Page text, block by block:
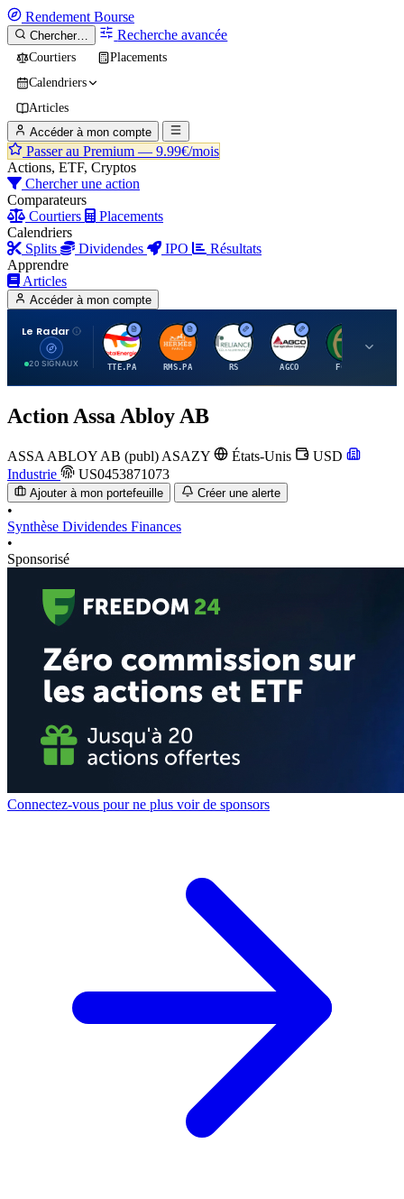
Rendement Bourse
Chercher… Recherche avancée
Courtiers
Placements
Calendriers
Articles
Accéder à mon compte
Passer au Premium — 9.99€/mois
Actions, ETF, Cryptos
Chercher une action
Comparateurs
Courtiers
Placements
Calendriers
Splits
Dividendes IPO
Résultats
Apprendre
Articles
Accéder à mon compte
Le Radar
20 SIGNAUX
T
TTE.PA
H
RMS.PA
R
RS
A
AGCO FCFS
Action Assa Abloy AB
ASSA ABLOY AB (publ) ASAZY États-Unis
USD
Industrie
US0453871073
Ajouter à mon portefeuille Créer une alerte
•
Synthèse Dividendes Finances
•
Sponsorisé
Connectez-vous pour ne plus voir de sponsors